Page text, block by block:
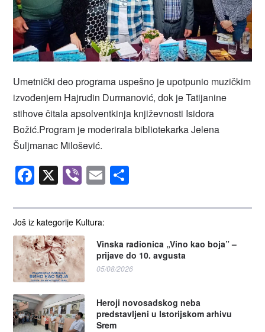
Još iz kategorije Kultura:
Vinska radionica „Vino kao boja” –
prijave do 10. avgusta
05/08/2026
Heroji novosadskog neba
predstavljeni u Istorijskom arhivu
Srem
Umetnički deo programa uspešno je upotpunio muzičkim
izvođenjem Hajrudin Durmanović, dok je Tatijanine
stihove čitala apsolventkinja književnosti Isidora
Božić.Program je moderirala bibliotekarka Jelena
Šuljmanac Milošević.
Facebook
X Viber
Email